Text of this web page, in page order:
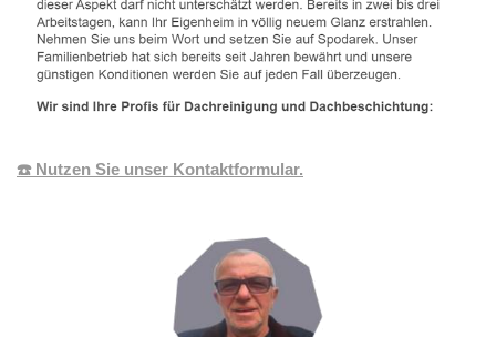
☎️ Nutzen Sie unser Kontaktformular.